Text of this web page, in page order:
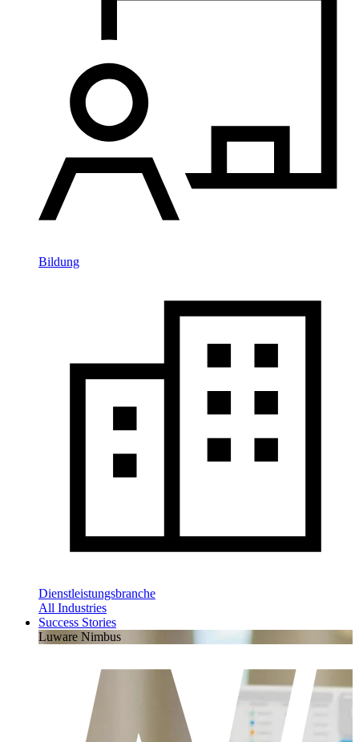
Bildung
Dienstleistungsbranche
All Industries
Success Stories
Luware Nimbus